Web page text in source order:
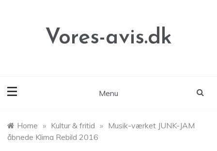
Vores-avis.dk
Menu
Home » Kultur & fritid » Musik-værket JUNK-JAM
åbnede Klima Rebild 2016